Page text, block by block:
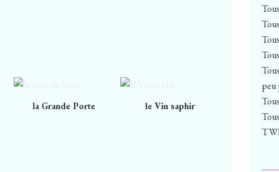
la Grande Porte le Vin saphir
peu